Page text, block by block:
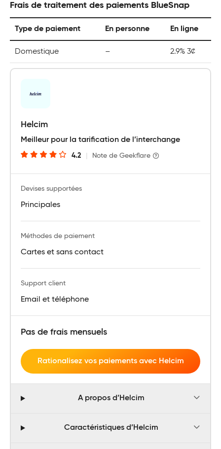
Frais de traitement des paiements BlueSnap
Type de paiement En personne En ligne
Domestique – 2.9% 3¢
Helcim
Meilleur pour la tarification de l’interchange
4.2 Note de Geekflare
Devises supportées
Principales
Méthodes de paiement
Cartes et sans contact
Support client
Email et téléphone
Pas de frais mensuels
Rationalisez vos paiements avec Helcim
A propos d’Helcim
Caractéristiques d’Helcim